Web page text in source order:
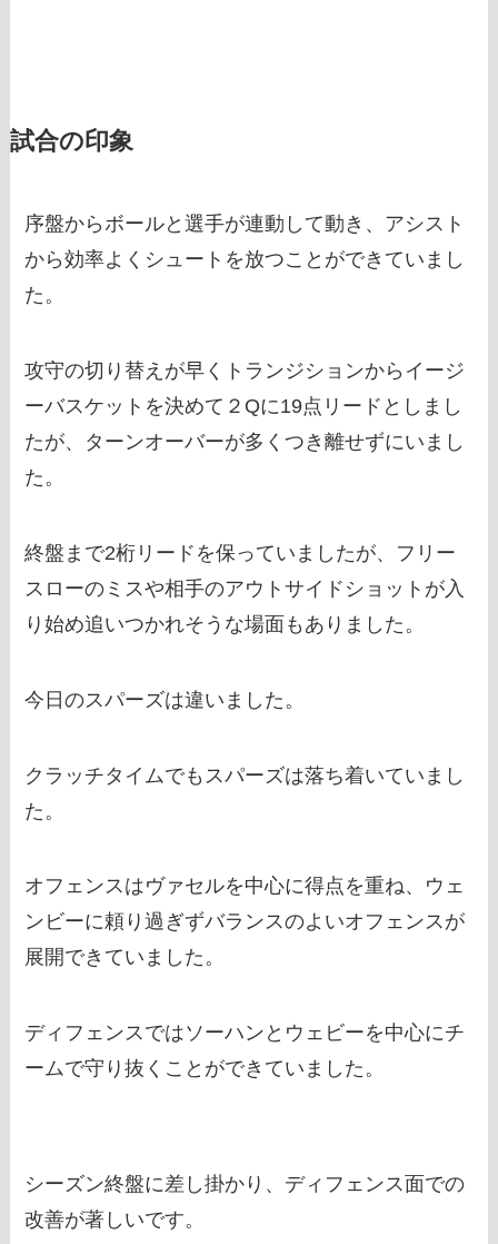
試合の印象
序盤からボールと選手が連動して動き、アシスト
から効率よくシュートを放つことができていまし
た。
攻守の切り替えが早くトランジションからイージ
ーバスケットを決めて２Qに19点リードとしまし
たが、ターンオーバーが多くつき離せずにいまし
た。
終盤まで2桁リードを保っていましたが、フリー
スローのミスや相手のアウトサイドショットが入
り始め追いつかれそうな場面もありました。
今日のスパーズは違いました。
クラッチタイムでもスパーズは落ち着いていまし
た。
オフェンスはヴァセルを中心に得点を重ね、ウェ
ンビーに頼り過ぎずバランスのよいオフェンスが
展開できていました。
ディフェンスではソーハンとウェビーを中心にチ
ームで守り抜くことができていました。
シーズン終盤に差し掛かり、ディフェンス面での
改善が著しいです。